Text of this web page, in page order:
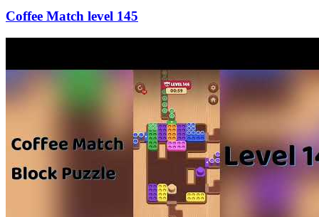
145